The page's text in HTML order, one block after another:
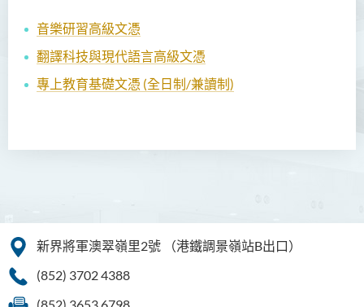
音樂研習高級文憑
翻譯科技與現代語言高級文憑
專上教育基礎文憑 (全日制/兼讀制)
新界將軍澳翠嶺里2號
（港鐵調景嶺站B出口）
(852) 3702 4388